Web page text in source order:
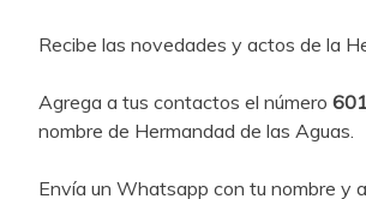
Recibe las novedades y actos de la
Agrega a tus contactos el número
nombre de Hermandad de las Aguas.
Envía un Whatsapp con tu nombre y